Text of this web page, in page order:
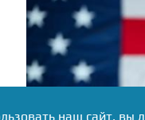
наш сайт, вы